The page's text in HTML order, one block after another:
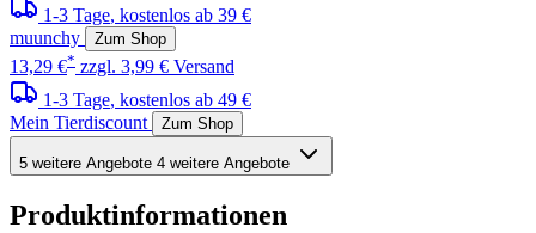
1-3 Tage, kostenlos ab 39 €
muunchy
Zum Shop
13,29 €* zzgl. 3,99 € Versand
1-3 Tage, kostenlos ab 49 €
Mein Tierdiscount
Zum Shop
5 weitere Angebote 4 weitere Angebote
Produktinformationen